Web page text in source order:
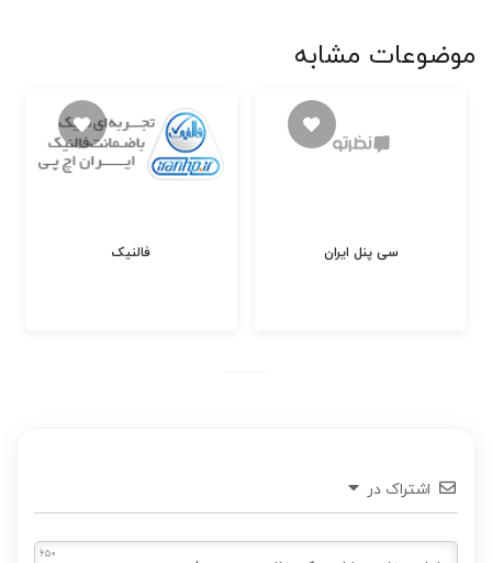
موضوعات مشابه
فالنیک سی پنل ایران
اشتراک در
650